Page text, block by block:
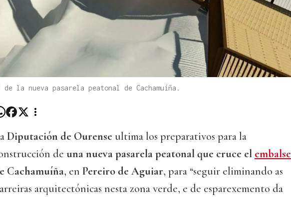
la nueva pasarela peatonal de Cachamuíña.
Diputación de Ourense ultima los preparativos para la
de una nueva pasarela peatonal que cruce el embalse
Cachamuíña, en Pereiro de Aguiar, para “seguir eliminando as
arquitectónicas nesta zona verde, e de esparexemento da